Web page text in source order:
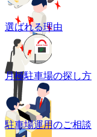
選ばれる理由
月極駐車場の探し方
駐車場運用のご相談